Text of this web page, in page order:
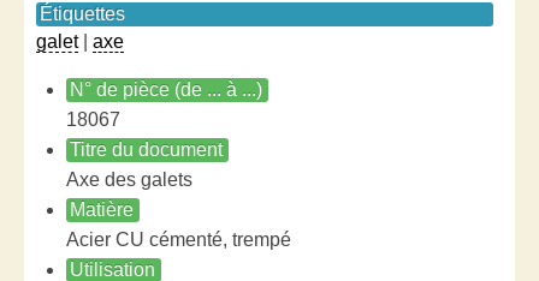
Étiquettes
galet| axe
N° de pièce (de ... à ...)
18067
Titre du document
Axe des galets
Matière
Acier CU cémenté, trempé
Utilisation